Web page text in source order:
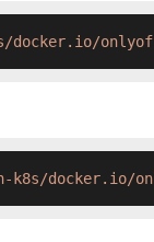
docker.io/
k8s/